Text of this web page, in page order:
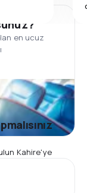
en ucuz
Kahire'ye